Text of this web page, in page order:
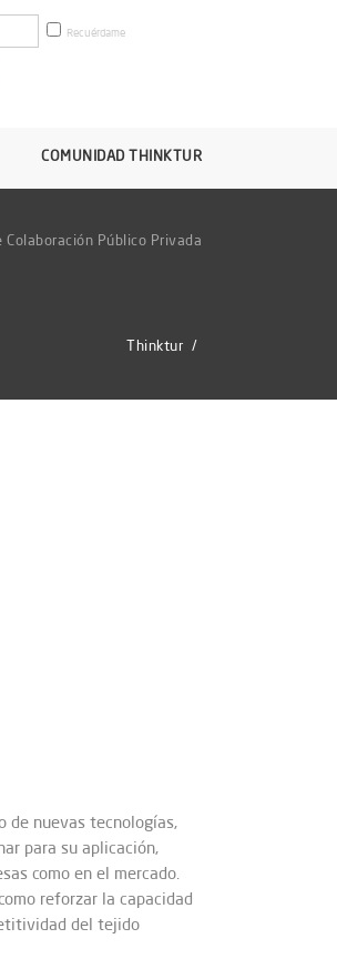
Recuérdame
COMUNIDAD THINKTUR
Colaboración Público Privada
Thinktur /
de nuevas tecnologías,
para su aplicación,
como en el mercado.
reforzar la capacidad
del tejido